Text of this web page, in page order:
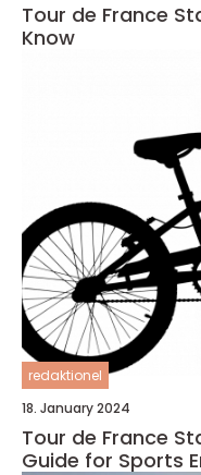
Tour de France
Know
redaktionel
18. January 2024
Tour de France
Guide for Sports